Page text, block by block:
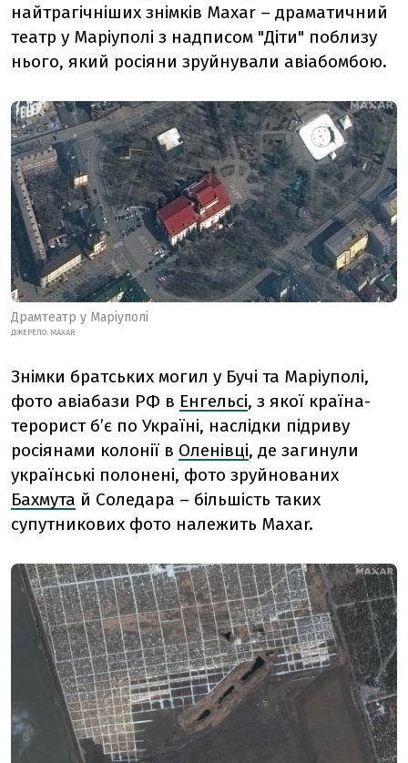
найтрагічніших знімків Maxar – драматичний
театр у Маріуполі з надписом "Діти" поблизу
нього, який росіяни зруйнували авіабомбою.
Драмтеатр у Маріуполі
ДЖЕРЕЛО: MAXAR
Знімки братських могил у Бучі та Маріуполі,
фото авіабази РФ в Енгельсі, з якої країна-
терорист бʼє по Україні, наслідки підриву
росіянами колонії в Оленівці, де загинули
українські полонені, фото зруйнованих
Бахмута й Соледара – більшість таких
супутникових фото належить Maxar.